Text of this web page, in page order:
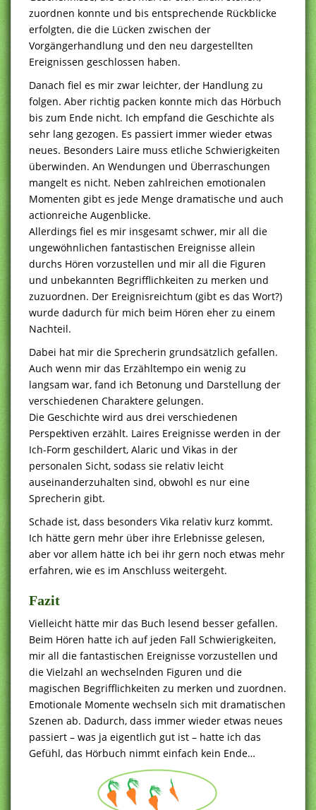
zuordnen konnte und bis entsprechende Rückblicke
erfolgten, die die Lücken zwischen der
Vorgängerhandlung und den neu dargestellten
Ereignissen geschlossen haben.
Danach fiel es mir zwar leichter, der Handlung zu
folgen. Aber richtig packen konnte mich das Hörbuch
bis zum Ende nicht. Ich empfand die Geschichte als
sehr lang gezogen. Es passiert immer wieder etwas
neues. Besonders Laire muss etliche Schwierigkeiten
überwinden. An Wendungen und Überraschungen
mangelt es nicht. Neben zahlreichen emotionalen
Momenten gibt es jede Menge dramatische und auch
actionreiche Augenblicke.
Allerdings fiel es mir insgesamt schwer, mir all die
ungewöhnlichen fantastischen Ereignisse allein
durchs Hören vorzustellen und mir all die Figuren
und unbekannten Begrifflichkeiten zu merken und
zuzuordnen. Der Ereignisreichtum (gibt es das Wort?)
wurde dadurch für mich beim Hören eher zu einem
Nachteil.
Dabei hat mir die Sprecherin grundsätzlich gefallen.
Auch wenn mir das Erzähltempo ein wenig zu
langsam war, fand ich Betonung und Darstellung der
verschiedenen Charaktere gelungen.
Die Geschichte wird aus drei verschiedenen
Perspektiven erzählt. Laires Ereignisse werden in der
Ich-Form geschildert, Alaric und Vikas in der
personalen Sicht, sodass sie relativ leicht
auseinanderzuhalten sind, obwohl es nur eine
Sprecherin gibt.
Schade ist, dass besonders Vika relativ kurz kommt.
Ich hätte gern mehr über ihre Erlebnisse gelesen,
aber vor allem hätte ich bei ihr gern noch etwas mehr
erfahren, wie es im Anschluss weitergeht.
Fazit
Vielleicht hätte mir das Buch lesend besser gefallen.
Beim Hören hatte ich auf jeden Fall Schwierigkeiten,
mir all die fantastischen Ereignisse vorzustellen und
die Vielzahl an wechselnden Figuren und die
magischen Begrifflichkeiten zu merken und zuordnen.
Emotionale Momente wechseln sich mit dramatischen
Szenen ab. Dadurch, dass immer wieder etwas neues
passiert – was ja eigentlich gut ist – hatte ich das
Gefühl, das Hörbuch nimmt einfach kein Ende…